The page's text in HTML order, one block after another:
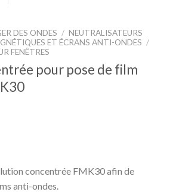
DES ONDES / NEUTRALISATEURS
ET ÉCRANS ANTI-ONDES /
FENÊTRES
pour pose de film
concentrée FMK30 afin de
anti-ondes.